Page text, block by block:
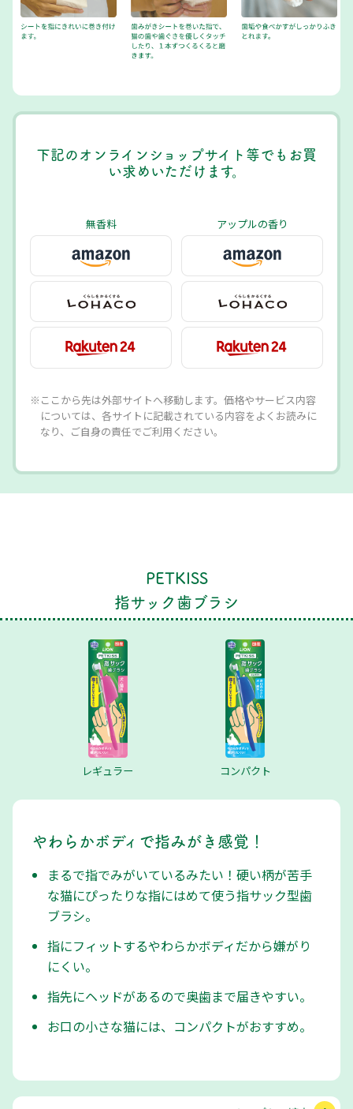
下記のオンラインショップサイト等でもお買
い求めいただけます。
無香料 アップルの香り
※ここから先は外部サイトへ移動します。価格やサービス内容
については、各サイトに記載されている内容をよくお読みに
なり、ご自身の責任でご利用ください。
PETKISS
指サック歯ブラシ
レギュラー コンパクト
やわらかボディで指みがき感覚！
まるで指でみがいているみたい！硬い柄が苦手
な猫にぴったりな指にはめて使う指サック型歯
ブラシ。
指にフィットするやわらかボディだから嫌がり
にくい。
指先にヘッドがあるので奥歯まで届きやすい。
お口の小さな猫には、コンパクトがおすすめ。